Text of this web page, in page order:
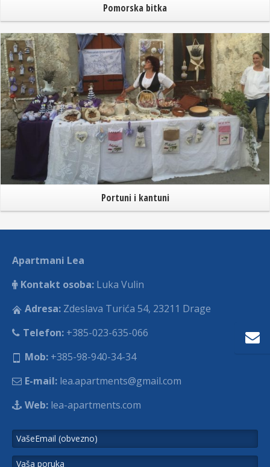
Pomorska bitka
Portuni i kantuni
Apartmani Lea
Kontakt osoba: Luka Vulin
Adresa: Zdeslava Turića 54, 23211 Drage
Telefon: +385-023-635-066
Mob: +385-98-940-34-34
E-mail: lea.apartments@gmail.com
Web: lea-apartments.com